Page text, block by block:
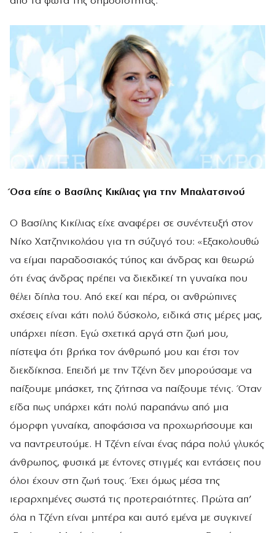
Όσα είπε ο Βασίλης Κικίλιας για την Μπαλατσινού
Ο Βασίλης Κικίλιας είχε αναφέρει σε συνέντευξή στον
Νίκο Χατζηνικολάου για τη σύζυγό του: «Εξακολουθώ
να είμαι παραδοσιακός τύπος και άνδρας και θεωρώ
ότι ένας άνδρας πρέπει να διεκδικεί τη γυναίκα που
θέλει δίπλα του. Από εκεί και πέρα, οι ανθρώπινες
σχέσεις είναι κάτι πολύ δύσκολο, ειδικά στις μέρες μας,
υπάρχει πίεση. Εγώ σχετικά αργά στη ζωή μου,
πίστεψα ότι βρήκα τον άνθρωπό μου και έτσι τον
διεκδίκησα. Επειδή με την Τζένη δεν μπορούσαμε να
παίξουμε μπάσκετ, της ζήτησα να παίξουμε τένις. Όταν
είδα πως υπάρχει κάτι πολύ παραπάνω από μια
όμορφη γυναίκα, αποφάσισα να προχωρήσουμε και
να παντρευτούμε. Η Τζένη είναι ένας πάρα πολύ γλυκός
άνθρωπος, φυσικά με έντονες στιγμές και εντάσεις που
όλοι έχουν στη ζωή τους. Έχει όμως μέσα της
ιεραρχημένες σωστά τις προτεραιότητες. Πρώτα απ’
όλα η Τζένη είναι μητέρα και αυτό εμένα με συγκινεί